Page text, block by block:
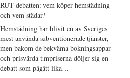
RUT-debatten: vem köper hemstädning –
och vem städar?
Hemstädning har blivit en av Sveriges
mest använda subventionerade tjänster,
men bakom de bekväma bokningsappar
och prisvärda timpriserna döljer sig en
debatt som pågått lika…